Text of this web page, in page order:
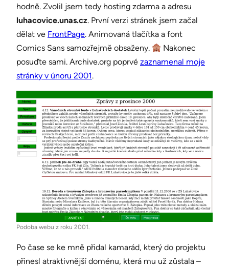
hodně. Zvolil jsem tedy hosting zdarma a adresu
luhacovice.unas.cz. První verzi stránek jsem začal
dělat ve FrontPage. Animovaná tlačítka a font
Comics Sans samozřejmě obsaženy.
Nakonec
posuďte sami. Archive.org poprvé zaznamenal moje
stránky v únoru 2001.
Podoba webu z roku 2001.
Po čase se ke mně přidal kamarád, který do projektu
přinesl atraktivnější doménu, která mu už zůstala –